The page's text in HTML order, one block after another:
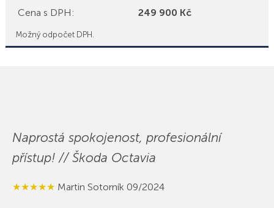
Cena s DPH: 249 900 Kč
Možný odpočet DPH.
Naprostá spokojenost, profesionální
přístup! // Škoda Octavia
★★★★★ Martin Sotorník 09/2024